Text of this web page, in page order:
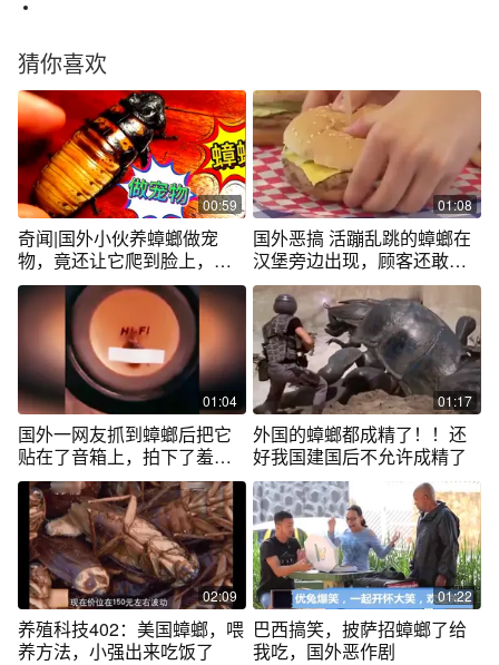
猜你喜欢
00:59
奇闻|国外小伙养蟑螂做宠
物，竟还让它爬到脸上，这
是什么操作？
01:08
国外恶搞 活蹦乱跳的蟑螂在
汉堡旁边出现，顾客还敢吃
吗？
01:04
国外一网友抓到蟑螂后把它
贴在了音箱上，拍下了羞耻
的一幕
01:17
外国的蟑螂都成精了！！还
好我国建国后不允许成精了
02:09
养殖科技402：美国蟑螂，喂
养方法，小强出来吃饭了
01:22
巴西搞笑，披萨招蟑螂了给
我吃，国外恶作剧